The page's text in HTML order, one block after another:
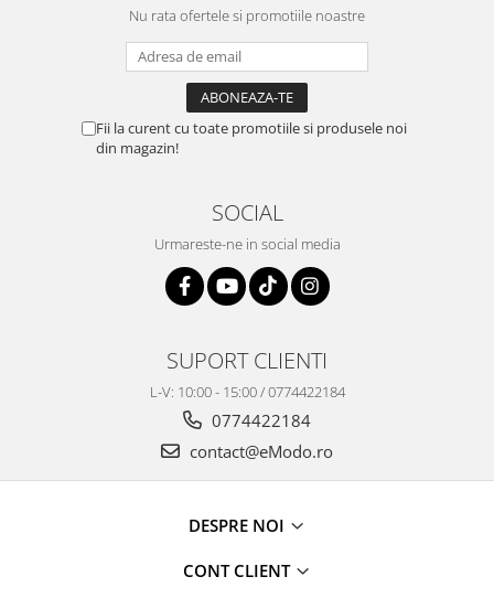
Nu rata ofertele si promotiile noastre
Fii la curent cu toate promotiile si produsele noi
din magazin!
SOCIAL
Urmareste-ne in social media
SUPORT CLIENTI
L-V: 10:00 - 15:00 / 0774422184
0774422184
contact@eModo.ro
DESPRE NOI
CONT CLIENT